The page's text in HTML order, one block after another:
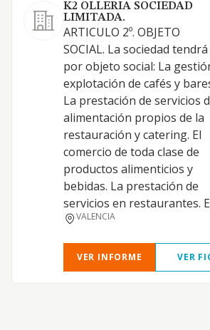
K2 OLLERIA SOCIEDAD
LIMITADA.
ARTICULO 2º. OBJETO
SOCIAL. La sociedad tendrá
por objeto social: La
explotación de cafés y
La prestación de servicios
alimentación propios de la
restauración y catering. El
comercio de toda clase de
productos alimenticios y
bebidas. La prestación de
servicios en restaurantes. E
VALENCIA
VER INFORME VER